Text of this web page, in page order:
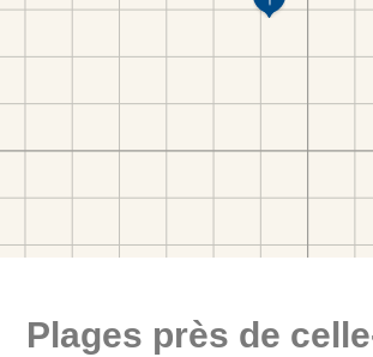
Plages près de